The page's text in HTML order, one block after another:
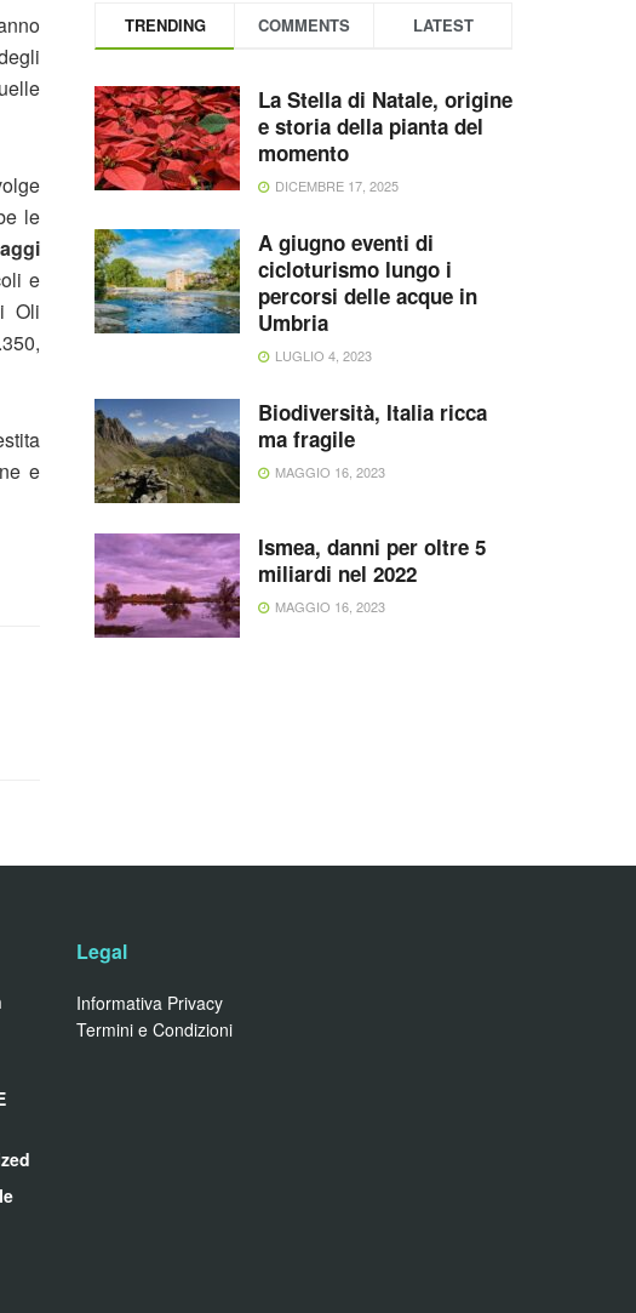
le
e
Oli
e
TRENDING COMMENTS LATEST
La Stella di Natale, origine
e storia della pianta del
momento
DICEMBRE 17, 2025
A giugno eventi di
cicloturismo lungo i
percorsi delle acque in
Umbria
LUGLIO 4, 2023
Biodiversità, Italia ricca
ma fragile
MAGGIO 16, 2023
Ismea, danni per oltre 5
miliardi nel 2022
MAGGIO 16, 2023
Legal
Informativa Privacy
Termini e Condizioni